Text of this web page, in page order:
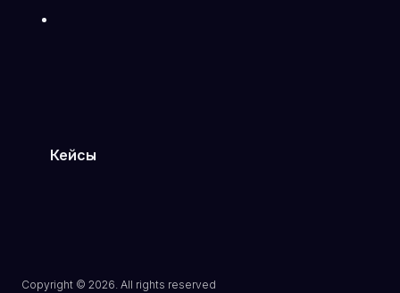
Кейсы
Copyright © 2026. All rights reserved